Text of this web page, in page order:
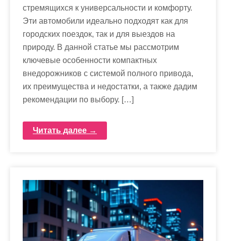
стремящихся к универсальности и комфорту.
Эти автомобили идеально подходят как для
городских поездок, так и для выездов на
природу. В данной статье мы рассмотрим
ключевые особенности компактных
внедорожников с системой полного привода,
их преимущества и недостатки, а также дадим
рекомендации по выбору. […]
Читать далее →